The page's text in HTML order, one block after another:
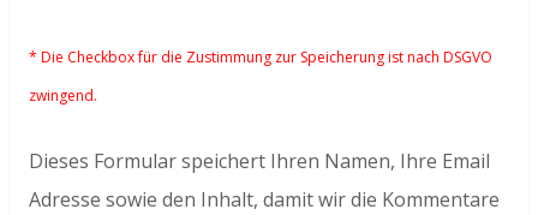
* Die Checkbox für die Zustimmung zur Speicherung ist nach DSGVO
zwingend.
Dieses Formular speichert Ihren Namen, Ihre Email
Adresse sowie den Inhalt, damit wir die Kommentare